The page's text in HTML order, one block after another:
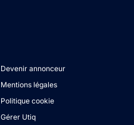
Devenir annonceur
Mentions légales
Politique cookie
Gérer Utiq